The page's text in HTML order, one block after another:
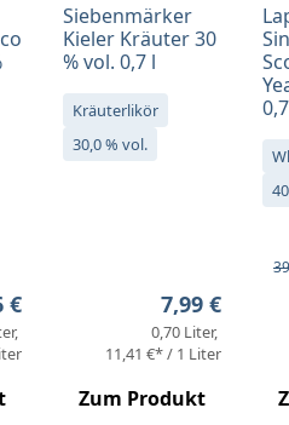
Preis:
€
Siebenmärker
Kieler Kräuter 30
% vol. 0,7 l
Kräuterlikör
30,0 % vol.
Regulärer
7,99 €
0,70 Liter
11,41 €* / 1 Liter
Zum Produkt